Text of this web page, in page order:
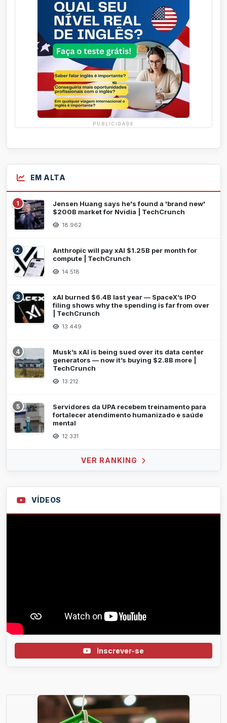
PUBLICIDADE
EM ALTA
1
Jensen Huang says he's found a 'brand new'
$200B market for Nvidia | TechCrunch
18.962
2
Anthropic will pay xAI $1.25B per month for
compute | TechCrunch
14.518
3
xAI burned $6.4B last year — SpaceX’s IPO
filing shows why the spending is far from over
| TechCrunch
13.449
4
Musk’s xAI is being sued over its data center
generators — now it’s buying $2.8B more |
TechCrunch
13.212
5
Servidores da UPA recebem treinamento para
fortalecer atendimento humanizado e saúde
mental
12.331
VER RANKING
VÍDEOS
Inscrever-se